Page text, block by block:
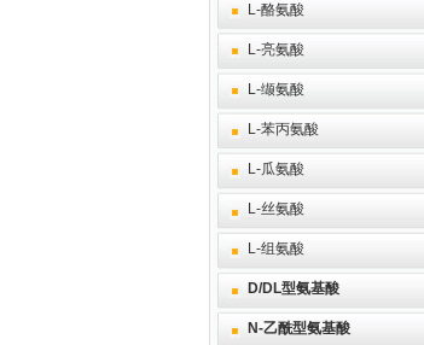
L-酪氨酸
L-亮氨酸
L-缬氨酸
L-苯丙氨酸
L-瓜氨酸
L-丝氨酸
L-组氨酸
D/DL型氨基酸
N-乙酰型氨基酸